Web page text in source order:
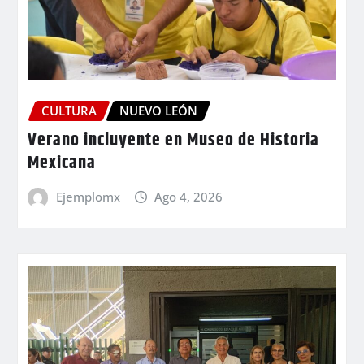
CULTURA NUEVO LEÓN
Verano incluyente en Museo de Historia
Mexicana
Ejemplomx Ago 4, 2026